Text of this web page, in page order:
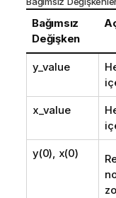
Bağımsız
Değişken
y_value
x_value
y(0), x(0)